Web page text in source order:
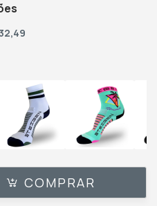
COMPRAR